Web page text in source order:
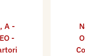
, A -
-